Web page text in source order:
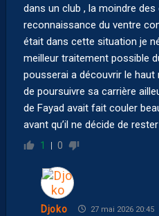
dans un club , la moindre
reconnaissance du ventre
était dans cette situation je
meilleur traitement possible
pousserai a découvrir le haut
de poursuivre sa carrière
de Fayad avait fait couler
avant qu’il ne décide de
1 0
Djoko 27 mai 2026 20:45